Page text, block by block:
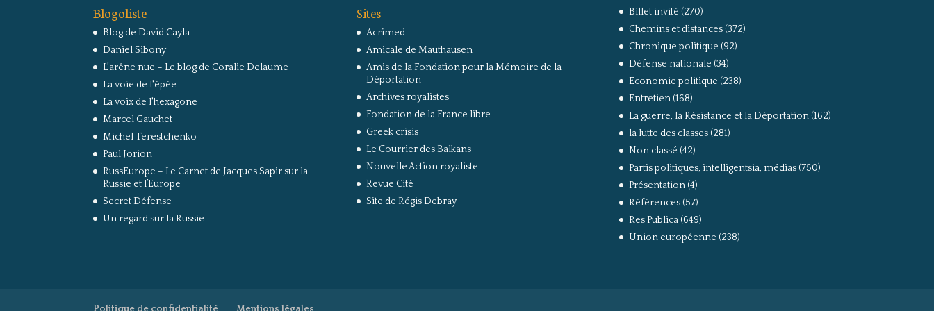
Blogoliste
Blog de David Cayla
Daniel Sibony
L'arêne nue – Le blog de Coralie Delaume
La voie de l'épée
La voix de l'hexagone
Marcel Gauchet
Michel Terestchenko
Paul Jorion
RussEurope – Le Carnet de Jacques Sapir sur la
Russie et l’Europe
Secret Défense
Un regard sur la Russie
Sites
Acrimed
Amicale de Mauthausen
Amis de la Fondation pour la Mémoire de la
Déportation
Archives royalistes
Fondation de la France libre
Greek crisis
Le Courrier des Balkans
Nouvelle Action royaliste
Revue Cité
Site de Régis Debray
Billet invité (270)
Chemins et distances(372)
Chronique politique (92)
Défense nationale (34)
Economie politique (238)
Entretien(168)
La guerre, la Résistance et la Déportation(162)
la lutte des classes(281)
Non classé (42)
Partis politiques, intelligentsia, médias(750)
Présentation(4)
Références(57)
Res Publica(649)
Union européenne (238)
Politique de confidentialité Mentions légales